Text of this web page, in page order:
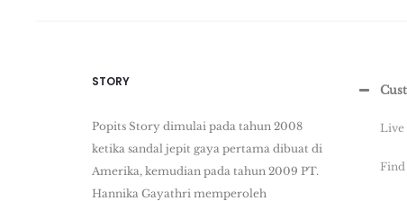
STORY
Popits Story dimulai pada tahun 2008
ketika sandal jepit gaya pertama dibuat di
Amerika, kemudian pada tahun 2009 PT.
Hannika Gayathri memperoleh
Live
Find